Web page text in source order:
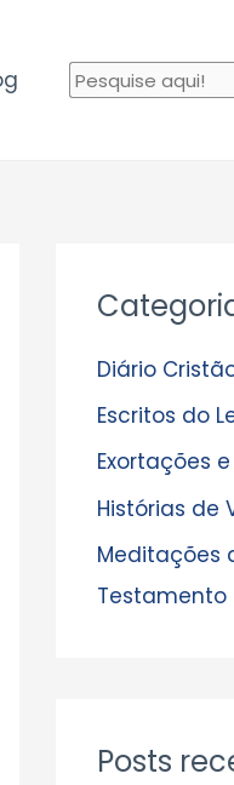
Diário
Escritos do
Exortações
Histórias de
Meditações
Testamento
Posts
r
u
i
v
o
s